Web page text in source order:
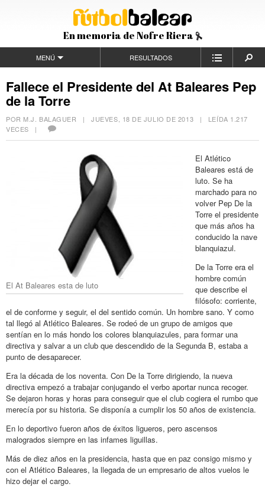
En memoria de Nofre Riera
MENÚ RESULTADOS
Fallece el Presidente del At Baleares Pep
de la Torre
POR M.J. BALAGUER |JUEVES, 18 DE JULIO DE 2013 | LEÍDA 1.217
VECES |
El At Baleares esta de luto
El Atlético
Baleares está de
luto. Se ha
marchado para no
volver Pep De la
Torre el presidente
que más años ha
conducido la nave
blanquiazul.
De la Torre era el
hombre común
que describe el
filósofo: corriente,
el de conforme y seguir, el del sentido común. Un hombre sano. Y como
tal llegó al Atlético Baleares. Se rodeó de un grupo de amigos que
sentían en lo más hondo los colores blanquiazules, para formar una
directiva y salvar a un club que descendido de la Segunda B, estaba a
punto de desaparecer.
Era la década de los noventa. Con De la Torre dirigiendo, la nueva
directiva empezó a trabajar conjugando el verbo aportar nunca recoger.
Se dejaron horas y horas para conseguir que el club cogiera el rumbo que
merecía por su historia. Se disponía a cumplir los 50 años de existencia.
En lo deportivo fueron años de éxitos ligueros, pero ascensos
malogrados siempre en las infames liguillas.
Más de diez años en la presidencia, hasta que en paz consigo mismo y
con el Atlético Baleares, la llegada de un empresario de altos vuelos le
hizo dejar el cargo.